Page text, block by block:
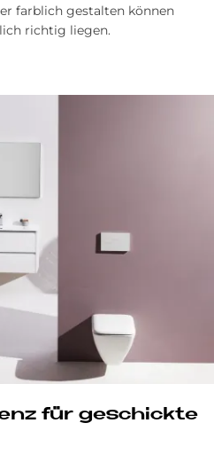
farblich gestalten können
richtig liegen.
für geschickte